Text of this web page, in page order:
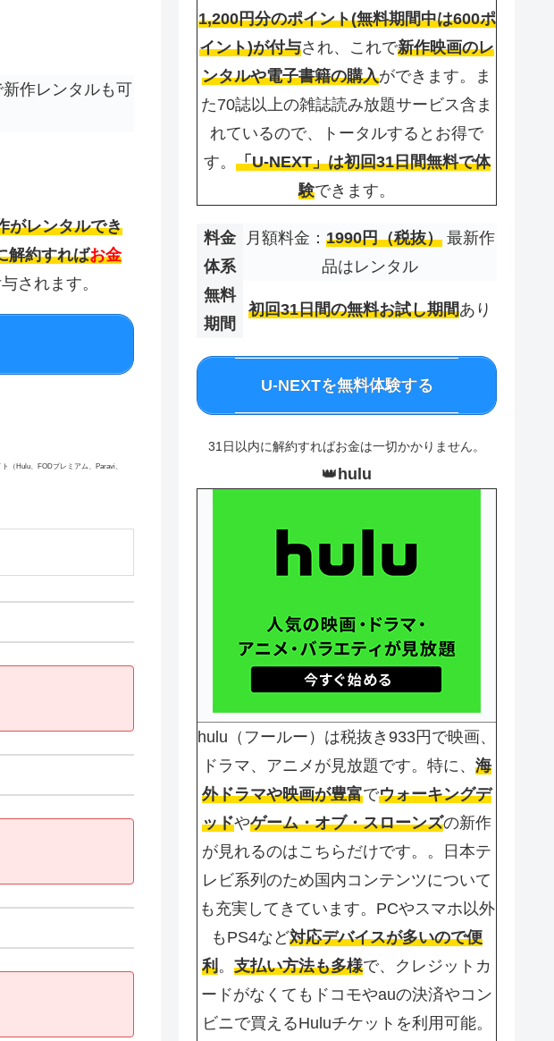
作レンタルも可
がレンタルでき
解約すればお金
されます。
（Hulu、FODプレミアム、Paravi、
1,200円分のポイント(無料期間中は600ポ
イント)が付与され、これで新作映画のレ
ンタルや電子書籍の購入ができます。ま
た70誌以上の雑誌読み放題サービス含ま
れているので、トータルするとお得で
す。 「U-NEXT」は初回31日間無料で体
験できます。
料金
体系
月額料金： 1990円（税抜）最新作
品はレンタル
無料
期間
初回31日間の無料お試し期間あり
U-NEXTを無料体験する
31日以内に解約すればお金は一切かかりません。
👑hulu
hulu（フールー）は税抜き933円で映画、
ドラマ、アニメが見放題です。特に、 海
外ドラマや映画が豊富でウォーキングデ
ッドやゲーム・オブ・スローンズの新作
が見れるのはこちらだけです。。日本テ
レビ系列のため国内コンテンツについて
も充実してきています。PCやスマホ以外
もPS4など対応デバイスが多いので便
利。 支払い方法も多様で、クレジットカ
ードがなくてもドコモやauの決済やコン
ビニで買えるHuluチケットを利用可能。